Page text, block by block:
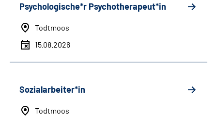
Psychologische*r Psychotherapeut*in
Todtmoos
15.08.2026
Sozialarbeiter*in
Todtmoos